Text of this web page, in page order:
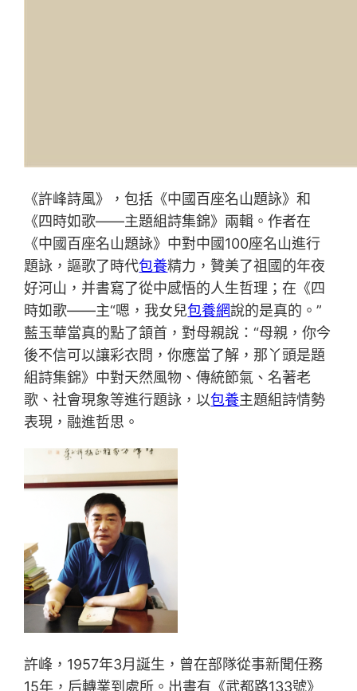
《許峰詩風》，包括《中國百座名山題詠》和
《四時如歌——主題組詩集錦》兩輯。作者在
《中國百座名山題詠》中對中國100座名山進行
題詠，謳歌了時代包養精力，贊美了祖國的年夜
好河山，并書寫了從中感悟的人生哲理；在《四
時如歌——主“嗯，我女兒包養網說的是真的。”
藍玉華當真的點了頷首，對母親說：“母親，你今
後不信可以讓彩衣問，你應當了解，那丫頭是題
組詩集錦》中對天然風物、傳統節氣、名著老
歌、社會現象等進行題詠，以包養主題組詩情勢
表現，融進哲思。
許峰，1957年3月誕生，曾在部隊從事新聞任務
15年，后轉業到處所。出書有《武都路133號》